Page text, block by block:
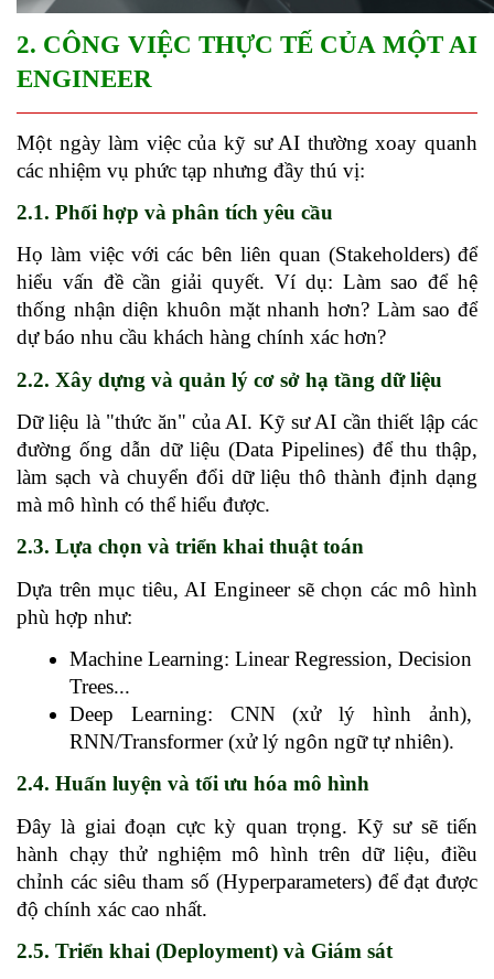
2. CÔNG VIỆC THỰC TẾ CỦA MỘT AI
ENGINEER
Một ngày làm việc của kỹ sư AI thường xoay quanh
các nhiệm vụ phức tạp nhưng đầy thú vị:
2.1. Phối hợp và phân tích yêu cầu
Họ làm việc với các bên liên quan (Stakeholders) để
hiểu vấn đề cần giải quyết. Ví dụ: Làm sao để hệ
thống nhận diện khuôn mặt nhanh hơn? Làm sao để
dự báo nhu cầu khách hàng chính xác hơn?
2.2. Xây dựng và quản lý cơ sở hạ tầng dữ liệu
Dữ liệu là "thức ăn" của AI. Kỹ sư AI cần thiết lập các
đường ống dẫn dữ liệu (Data Pipelines) để thu thập,
làm sạch và chuyển đổi dữ liệu thô thành định dạng
mà mô hình có thể hiểu được.
2.3. Lựa chọn và triển khai thuật toán
Dựa trên mục tiêu, AI Engineer sẽ chọn các mô hình
phù hợp như:
Machine Learning: Linear Regression, Decision
Trees...
Deep Learning: CNN (xử lý hình ảnh),
RNN/Transformer (xử lý ngôn ngữ tự nhiên).
2.4. Huấn luyện và tối ưu hóa mô hình
Đây là giai đoạn cực kỳ quan trọng. Kỹ sư sẽ tiến
hành chạy thử nghiệm mô hình trên dữ liệu, điều
chỉnh các siêu tham số (Hyperparameters) để đạt được
độ chính xác cao nhất.
2.5. Triển khai (Deployment) và Giám sát